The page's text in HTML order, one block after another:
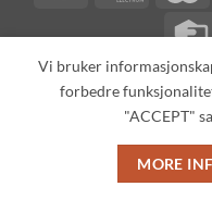
SPESIALBESTILLING
Copyright 2026 ©Neo
Vi bruker
forbedre
"ACCEPT"
MORE